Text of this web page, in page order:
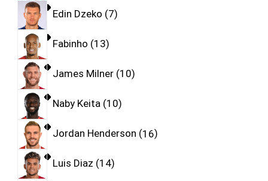
Edin Dzeko 7
Fabinho 13
James Milner 10
Naby Keita 10
Jordan Henderson 16
Luis Diaz 14